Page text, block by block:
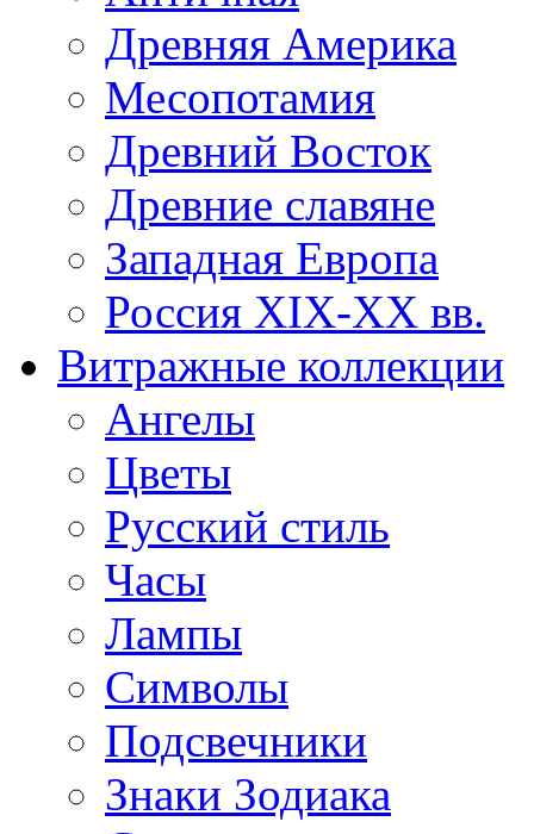
Древняя Америка
Месопотамия
Древний Восток
Древние славяне
Западная Европа
Россия XIX-XX вв.
Витражные коллекции
Ангелы
Цветы
Русский стиль
Часы
Лампы
Символы
Подсвечники
Знаки Зодиака